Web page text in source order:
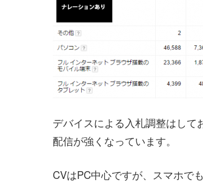
デバイスによる入札調整はし
配信が強くなっています。
CVはPC中心ですが、スマホで